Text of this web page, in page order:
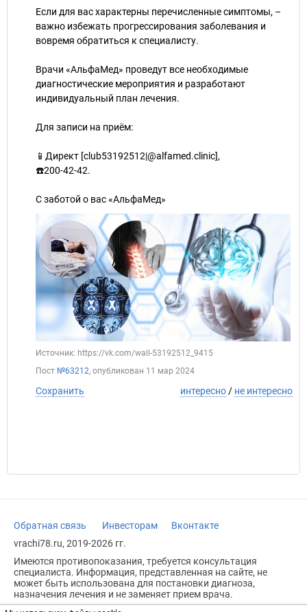
Если для вас характерны перечисленные симптомы, –
важно избежать прогрессирования заболевания и
вовремя обратиться к специалисту.
Врачи «АльфаМед» проведут все необходимые
диагностические мероприятия и разработают
индивидуальный план лечения.
Для записи на приём:
📱Директ [club53192512|@alfamed.clinic],
☎️200-42-42.
С заботой о вас «АльфаМед»
Источник: https://vk.com/wall-53192512_9415
Пост №63212, опубликован 11 мар 2024
Сохранить интересно / не интересно
Обратная связь Инвесторам
Вконтакте
vrachi78.ru, 2019-2026 гг.
Имеются противопоказания, требуется консультация
специалиста. Информация, представленная на сайте, не
может быть использована для постановки диагноза,
назначения лечения и не заменяет прием врача.